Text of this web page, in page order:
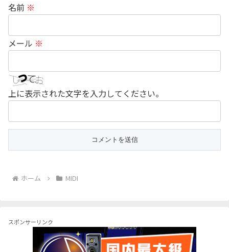
名前 ※
メール ※
上に表示された文字を入力してください。
ホーム MIDI
スポンサーリンク